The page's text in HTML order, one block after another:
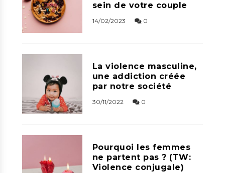
sein de votre couple
14/02/2023 0
La violence masculine,
une addiction créée
par notre société
30/11/2022 0
Pourquoi les femmes
ne partent pas ? (TW:
Violence conjugale)